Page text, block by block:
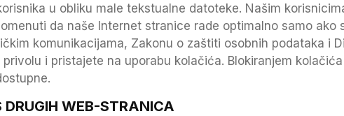
u obliku male tekstualne datoteke. Našim
da naše Internet stranice rade optimalno samo ako
komunikacijama, Zakonu o zaštiti osobnih podataka i
i pristajete na uporabu kolačića. Blokiranjem
WEB-STRANICA